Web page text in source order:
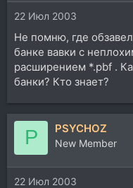
ы
л
а
22 Июл 2003
Не помню, где
банке вавки с
расширением *.pbf .
банки? Кто знает?
P PSYCHOZ
New Member
22 Июл 2003